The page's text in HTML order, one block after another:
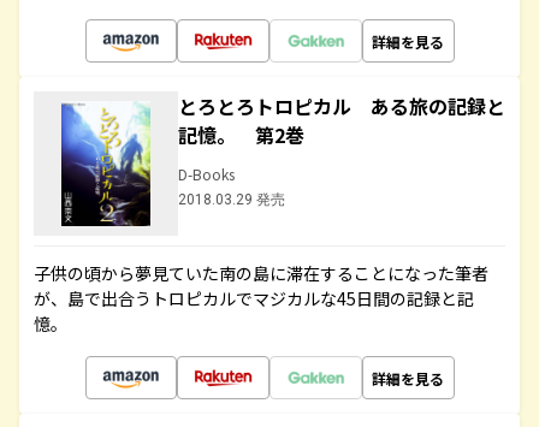
詳細を見る
とろとろトロピカル ある旅の記録と
記憶。 第2巻
D-Books
2018.03.29 発売
子供の頃から夢見ていた南の島に滞在することになった筆者
が、島で出合うトロピカルでマジカルな45日間の記録と記
憶。
詳細を見る